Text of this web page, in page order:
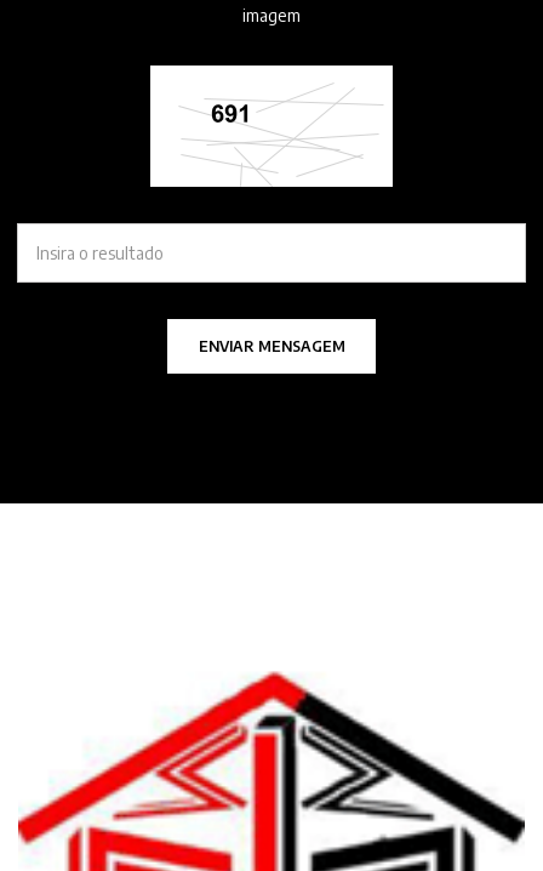
imagem
ENVIAR MENSAGEM